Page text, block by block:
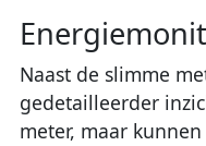
Naast de slimme
gedetailleerder
meter, maar